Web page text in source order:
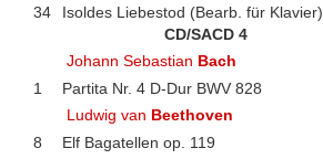
34 Isoldes Liebestod (Bearb. für Klavier)
CD/SACD 4
Johann Sebastian Bach
1
Partita Nr. 4 D-Dur BWV 828
Ludwig van Beethoven
8
Elf Bagatellen op. 119